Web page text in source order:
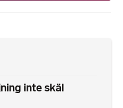
inte skäl